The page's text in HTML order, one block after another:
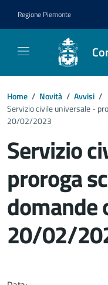
Regione Piemonte
Home / Novità / Avvisi /
Servizio civile universale -
20/02/2023
Servizio
proroga
domande
20/02/